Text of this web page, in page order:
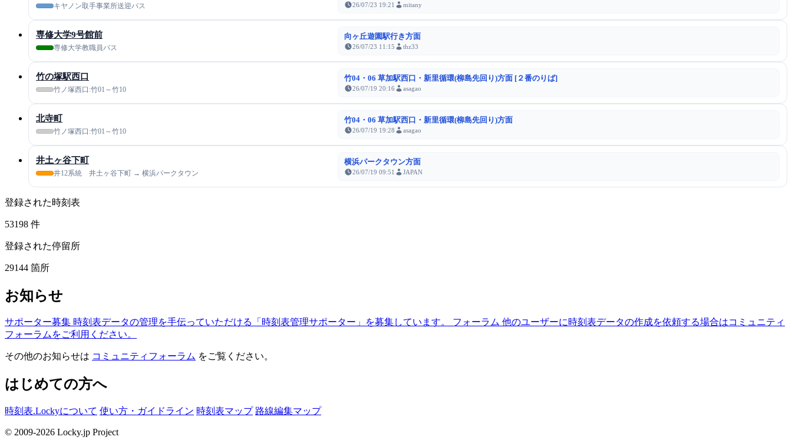
キヤノン取手事業所送迎バス 26/07/23 19:21 mitany
専修大学9号館前
専修大学教職員バス
向ヶ丘遊園駅行き方面
26/07/23 11:15 thz33
竹の塚駅西口
竹ノ塚西口:竹01～竹10
竹04・06 草加駅西口・新里循環(柳島先回り)方面 [２番のりば]
26/07/19 20:16 asagao
北寺町
竹ノ塚西口:竹01～竹10
竹04・06 草加駅西口・新里循環(柳島先回り)方面
26/07/19 19:28 asagao
井土ヶ谷下町
井12系統 井土ヶ谷下町 → 横浜パークタウン
横浜パークタウン方面
26/07/19 09:51 JAPAN
登録された時刻表
53198 件
登録された停留所
29144 箇所
お知らせ
サポーター募集 時刻表データの管理を手伝っていただける「時刻表管理サポーター」を募集しています。 フォーラム 他のユーザーに時刻表データの作成を依頼する場合はコミュニティ
フォーラムをご利用ください。
その他のお知らせは コミュニティフォーラム をご覧ください。
はじめての方へ
時刻表.Lockyについて 使い方・ガイドライン 時刻表マップ 路線編集マップ
© 2009-2026 Locky.jp Project